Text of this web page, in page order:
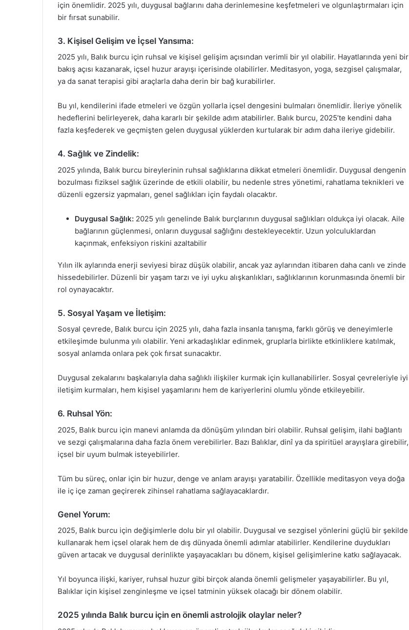
için önemlidir. 2025 yılı, duygusal bağlarını daha derinlemesine keşfetmeleri ve olgunlaştırmaları için
bir fırsat sunabilir.
3. Kişisel Gelişim ve İçsel Yansıma:
2025 yılı, Balık burcu için ruhsal ve kişisel gelişim açısından verimli bir yıl olabilir. Hayatlarında yeni bir
bakış açısı kazanarak, içsel huzur arayışı içerisinde olabilirler. Meditasyon, yoga, sezgisel çalışmalar,
ya da sanat terapisi gibi araçlarla daha derin bir bağ kurabilirler.
Bu yıl, kendilerini ifade etmeleri ve özgün yollarla içsel dengesini bulmaları önemlidir. İleriye yönelik
hedeflerini belirleyerek, daha kararlı bir şekilde adım atabilirler. Balık burcu, 2025’te kendini daha
fazla keşfederek ve geçmişten gelen duygusal yüklerden kurtularak bir adım daha ileriye gidebilir.
4. Sağlık ve Zindelik:
2025 yılında, Balık burcu bireylerinin ruhsal sağlıklarına dikkat etmeleri önemlidir. Duygusal dengenin
bozulması fiziksel sağlık üzerinde de etkili olabilir, bu nedenle stres yönetimi, rahatlama teknikleri ve
düzenli egzersiz yapmaları, genel sağlıkları için faydalı olacaktır.
Duygusal Sağlık: 2025 yılı genelinde Balık burçlarının duygusal sağlıkları oldukça iyi olacak. Aile
bağlarının güçlenmesi, onların duygusal sağlığını destekleyecektir. Uzun yolculuklardan
kaçınmak, enfeksiyon riskini azaltabilir
Yılın ilk aylarında enerji seviyesi biraz düşük olabilir, ancak yaz aylarından itibaren daha canlı ve zinde
hissedebilirler. Düzenli bir yaşam tarzı ve iyi uyku alışkanlıkları, sağlıklarının korunmasında önemli bir
rol oynayacaktır.
5. Sosyal Yaşam ve İletişim:
Sosyal çevrede, Balık burcu için 2025 yılı, daha fazla insanla tanışma, farklı görüş ve deneyimlerle
etkileşimde bulunma yılı olabilir. Yeni arkadaşlıklar edinmek, gruplarla birlikte etkinliklere katılmak,
sosyal anlamda onlara pek çok fırsat sunacaktır.
Duygusal zekalarını başkalarıyla daha sağlıklı ilişkiler kurmak için kullanabilirler. Sosyal çevreleriyle iyi
iletişim kurmaları, hem kişisel yaşamlarını hem de kariyerlerini olumlu yönde etkileyebilir.
6. Ruhsal Yön:
2025, Balık burcu için manevi anlamda da dönüşüm yılından biri olabilir. Ruhsal gelişim, ilahi bağlantı
ve sezgi çalışmalarına daha fazla önem verebilirler. Bazı Balıklar, dinî ya da spiritüel arayışlara girebilir,
içsel bir uyum bulmak isteyebilirler.
Tüm bu süreç, onlar için bir huzur, denge ve anlam arayışı yaratabilir. Özellikle meditasyon veya doğa
ile iç içe zaman geçirerek zihinsel rahatlama sağlayacaklardır.
Genel Yorum:
2025, Balık burcu için değişimlerle dolu bir yıl olabilir. Duygusal ve sezgisel yönlerini güçlü bir şekilde
kullanarak hem içsel olarak hem de dış dünyada önemli adımlar atabilirler. Kendilerine duydukları
güven artacak ve duygusal derinlikte yaşayacakları bu dönem, kişisel gelişimlerine katkı sağlayacak.
Yıl boyunca ilişki, kariyer, ruhsal huzur gibi birçok alanda önemli gelişmeler yaşayabilirler. Bu yıl,
Balıklar için kişisel zenginleşme ve içsel tatminin yüksek olacağı bir dönem olabilir.
2025 yılında Balık burcu için en önemli astrolojik olaylar neler?